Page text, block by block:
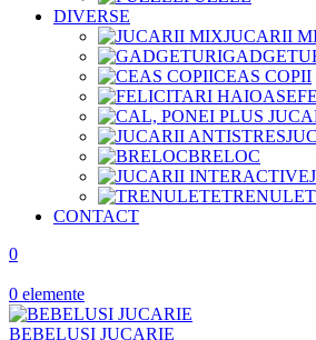
DIVERSE
JUCARII
CEAS COPII
BRELOC
CONTACT
0
0 elemente
BEBELUSI JUCARIE